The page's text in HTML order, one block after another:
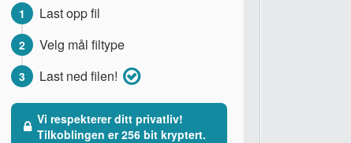
1 Last opp fil
2 Velg mål filtype
3 Last ned filen!
Vi respekterer ditt privatliv!
Tilkoblingen er 256 bit kryptert.